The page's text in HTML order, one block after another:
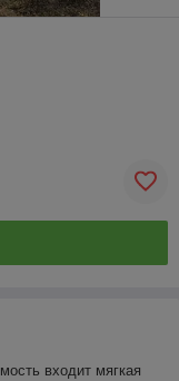
входит мягкая